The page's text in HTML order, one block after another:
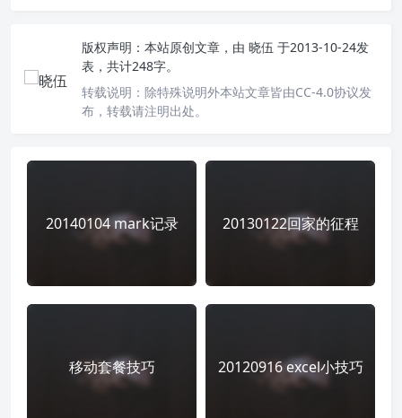
版权声明： 本站原创文章，由 晓伍 于2013-10-24发
表，共计248字。
转载说明： 除特殊说明外本站文章皆由CC-4.0协议发
布，转载请注明出处。
20140104 mark记录 20130122回家的征程
移动套餐技巧 20120916 excel小技巧